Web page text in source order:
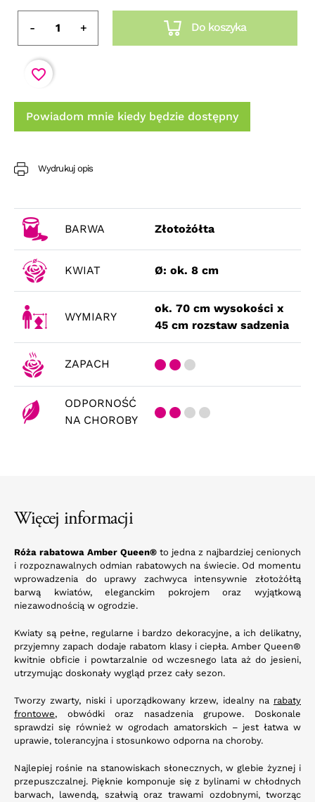
Do koszyka
- +
favorite_border
Powiadom mnie kiedy będzie dostępny
Wydrukuj opis
BARWA Złotożółta
KWIAT Ø: ok. 8 cm
WYMIARY
ok. 70 cm wysokości x
45 cm rozstaw sadzenia
ZAPACH
ODPORNOŚĆ
NA CHOROBY
Więcej informacji
Róża rabatowa Amber Queen® to jedna z najbardziej cenionych
i rozpoznawalnych odmian rabatowych na świecie. Od momentu
wprowadzenia do uprawy zachwyca intensywnie złotożółtą
barwą kwiatów, eleganckim pokrojem oraz wyjątkową
niezawodnością w ogrodzie.
Kwiaty są pełne, regularne i bardzo dekoracyjne, a ich delikatny,
przyjemny zapach dodaje rabatom klasy i ciepła. Amber Queen®
kwitnie obficie i powtarzalnie od wczesnego lata aż do jesieni,
utrzymując doskonały wygląd przez cały sezon.
Tworzy zwarty, niski i uporządkowany krzew, idealny na rabaty
frontowe, obwódki oraz nasadzenia grupowe. Doskonale
sprawdzi się również w ogrodach amatorskich – jest łatwa w
uprawie, tolerancyjna i stosunkowo odporna na choroby.
Najlepiej rośnie na stanowiskach słonecznych, w glebie żyznej i
przepuszczalnej. Pięknie komponuje się z bylinami w chłodnych
barwach, lawendą, szałwią oraz trawami ozdobnymi, tworząc